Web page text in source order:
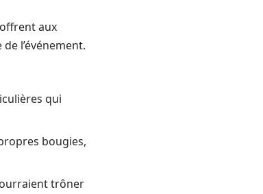
aux
l’événement.
qui
bougies,
trôner